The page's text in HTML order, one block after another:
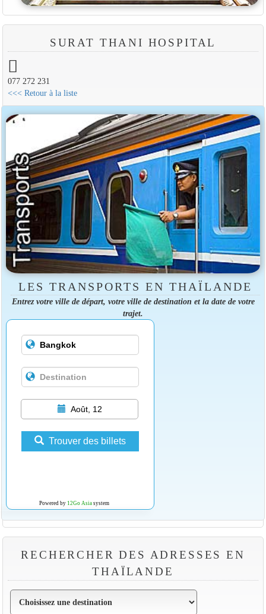
SURAT THANI HOSPITAL
077 272 231
<<< Retour à la liste
LES TRANSPORTS EN THAÏLANDE
Entrez votre ville de départ, votre ville de destination et la date de votre
trajet.
Août, 12
Trouver des billets
Powered by 12Go Asia system
RECHERCHER DES ADRESSES EN
THAÏLANDE